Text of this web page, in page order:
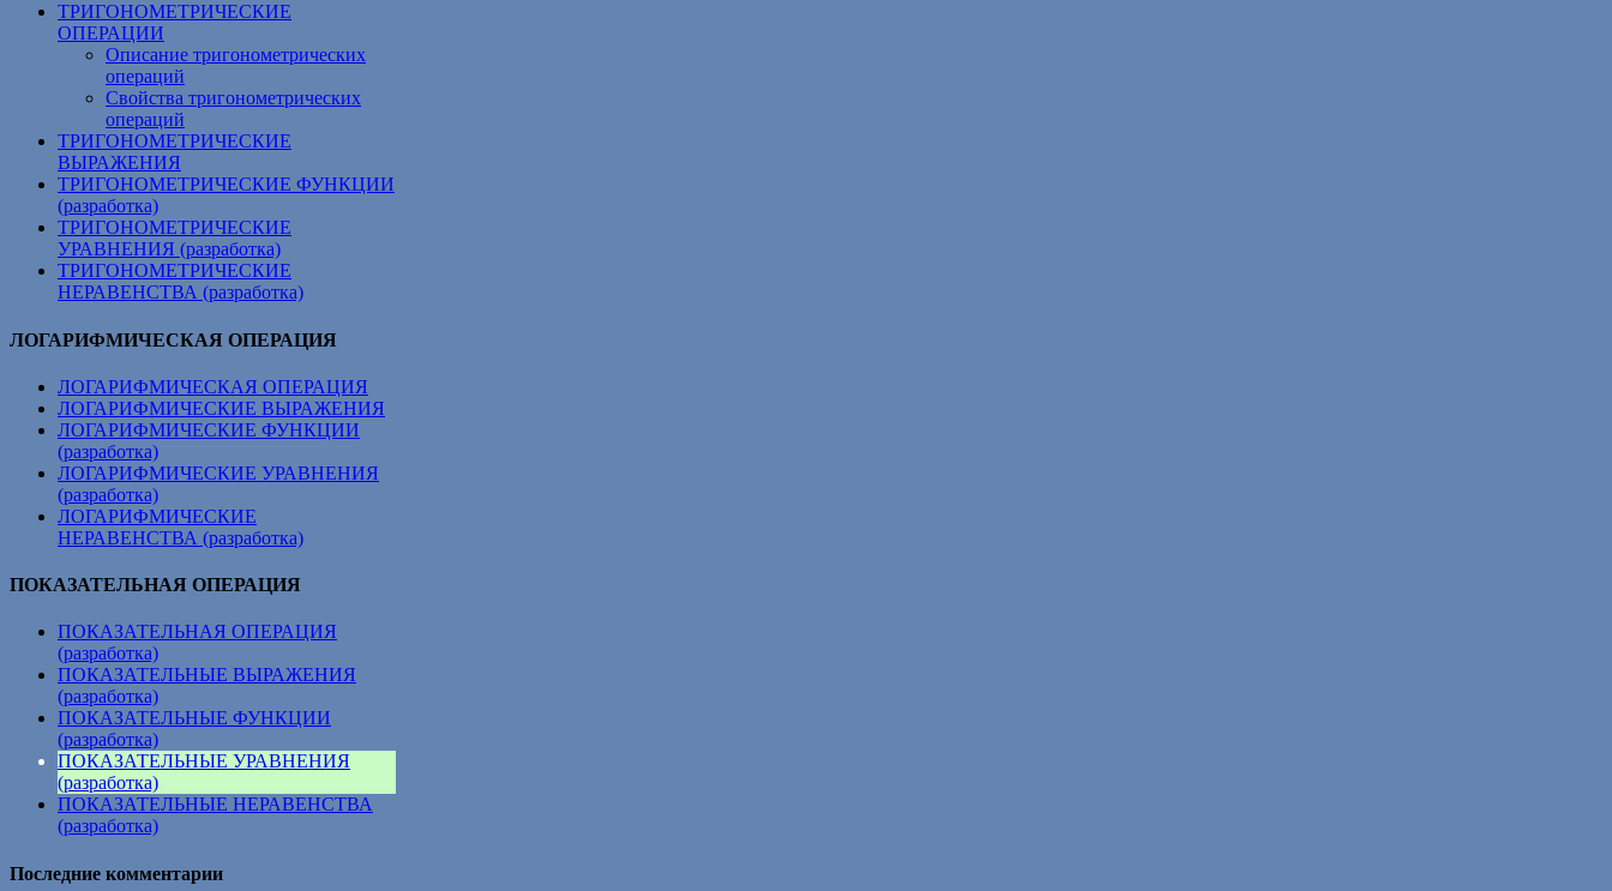
ТРИГОНОМЕТРИЧЕСКИЕ
ОПЕРАЦИИ
Описание тригонометрических
операций
Свойства тригонометрических
операций
ТРИГОНОМЕТРИЧЕСКИЕ
ВЫРАЖЕНИЯ
ТРИГОНОМЕТРИЧЕСКИЕ ФУНКЦИИ
(разработка)
ТРИГОНОМЕТРИЧЕСКИЕ
УРАВНЕНИЯ (разработка)
ТРИГОНОМЕТРИЧЕСКИЕ
НЕРАВЕНСТВА (разработка)
ЛОГАРИФМИЧЕСКАЯ ОПЕРАЦИЯ
ЛОГАРИФМИЧЕСКАЯ ОПЕРАЦИЯ
ЛОГАРИФМИЧЕСКИЕ ВЫРАЖЕНИЯ
ЛОГАРИФМИЧЕСКИЕ ФУНКЦИИ
(разработка)
ЛОГАРИФМИЧЕСКИЕ УРАВНЕНИЯ
(разработка)
ЛОГАРИФМИЧЕСКИЕ
НЕРАВЕНСТВА (разработка)
ПОКАЗАТЕЛЬНАЯ ОПЕРАЦИЯ
ПОКАЗАТЕЛЬНАЯ ОПЕРАЦИЯ
(разработка)
ПОКАЗАТЕЛЬНЫЕ ВЫРАЖЕНИЯ
(разработка)
ПОКАЗАТЕЛЬНЫЕ ФУНКЦИИ
(разработка)
ПОКАЗАТЕЛЬНЫЕ УРАВНЕНИЯ
(разработка)
ПОКАЗАТЕЛЬНЫЕ НЕРАВЕНСТВА
(разработка)
Последние комментарии